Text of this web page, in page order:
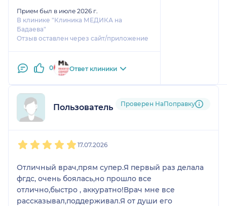
мероприятия, впечатления
остались положительные) смело
бы рекомендовала всем проходить
Прием был в июле 2026 г.
В клинике "Клиника МЕДИКА на
Бадаева"
Отзыв оставлен через сайт/приложение
0 Ответ клиники
Пользователь НаПоправку
Проверен НаПоправку
17.07.2026
Отличный врач,прям супер.Я первый раз делала
фгдс, очень боялась,но прошло все
отлично,быстро , аккуратно!Врач мне все
рассказывал,поддерживал.Я от души его